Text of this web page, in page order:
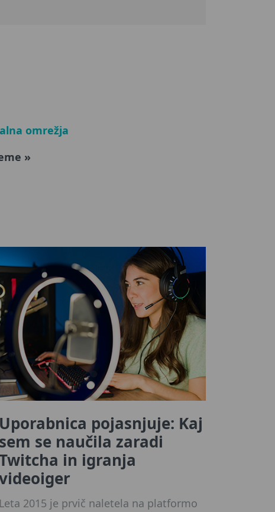
omrežja
»
Uporabnica pojasnjuje: Kaj
sem se naučila zaradi
in igranja
Leta 2015 je prvič naletela na platformo